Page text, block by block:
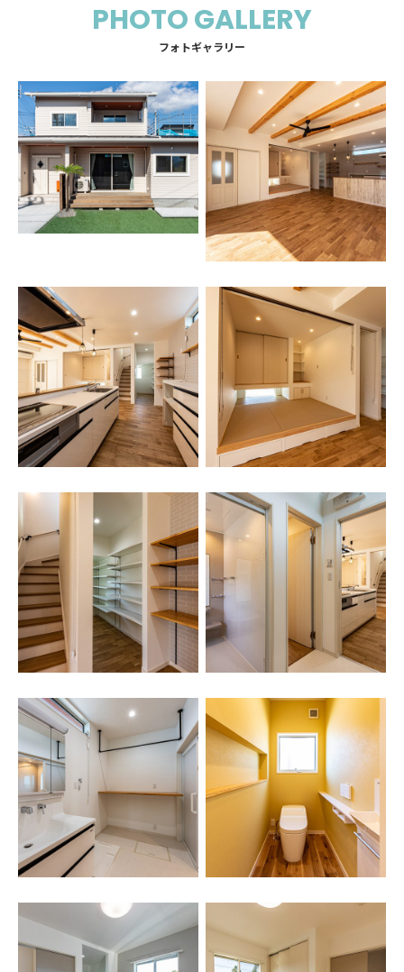
PHOTO GALLERY
フォトギャラリー